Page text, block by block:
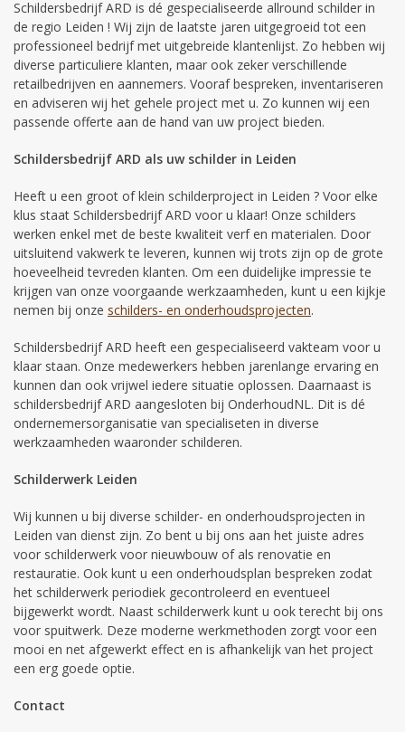
Schildersbedrijf ARD is dé gespecialiseerde allround schilder in
de regio Leiden ! Wij zijn de laatste jaren uitgegroeid tot een
professioneel bedrijf met uitgebreide klantenlijst. Zo hebben wij
diverse particuliere klanten, maar ook zeker verschillende
retailbedrijven en aannemers. Vooraf bespreken, inventariseren
en adviseren wij het gehele project met u. Zo kunnen wij een
passende offerte aan de hand van uw project bieden.
Schildersbedrijf ARD als uw schilder in Leiden
Heeft u een groot of klein schilderproject in Leiden ? Voor elke
klus staat Schildersbedrijf ARD voor u klaar! Onze schilders
werken enkel met de beste kwaliteit verf en materialen. Door
uitsluitend vakwerk te leveren, kunnen wij trots zijn op de grote
hoeveelheid tevreden klanten. Om een duidelijke impressie te
krijgen van onze voorgaande werkzaamheden, kunt u een kijkje
nemen bij onze schilders- en onderhoudsprojecten.
Schildersbedrijf ARD heeft een gespecialiseerd vakteam voor u
klaar staan. Onze medewerkers hebben jarenlange ervaring en
kunnen dan ook vrijwel iedere situatie oplossen. Daarnaast is
schildersbedrijf ARD aangesloten bij OnderhoudNL. Dit is dé
ondernemersorganisatie van specialiseten in diverse
werkzaamheden waaronder schilderen.
Schilderwerk Leiden
Wij kunnen u bij diverse schilder- en onderhoudsprojecten in
Leiden van dienst zijn. Zo bent u bij ons aan het juiste adres
voor schilderwerk voor nieuwbouw of als renovatie en
restauratie. Ook kunt u een onderhoudsplan bespreken zodat
het schilderwerk periodiek gecontroleerd en eventueel
bijgewerkt wordt. Naast schilderwerk kunt u ook terecht bij ons
voor spuitwerk. Deze moderne werkmethoden zorgt voor een
mooi en net afgewerkt effect en is afhankelijk van het project
een erg goede optie.
Contact